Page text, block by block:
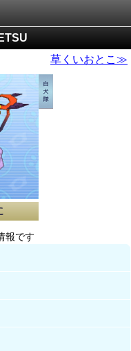
草くいおとこ≫
報です